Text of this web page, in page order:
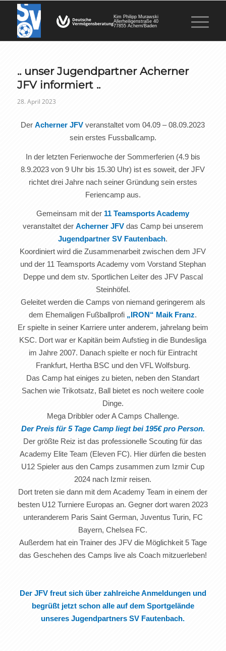
Kim Philipp Murawski
Allerheiligenstraße 40
77855 Achern/Baden
.. unser Jugendpartner Acherner
JFV informiert ..
28. April 2023
DerAcherner JFV veranstaltet vom 04.09 – 08.09.2023
sein erstes Fussballcamp.
In der letzten Ferienwoche der Sommerferien (4.9 bis
8.9.2023 von 9 Uhr bis 15.30 Uhr) ist es soweit, der JFV
richtet drei Jahre nach seiner Gründung sein erstes
Feriencamp aus.
Gemeinsam mit der 11 Teamsports Academy
veranstaltet der Acherner JFVdas Camp bei unserem
Jugendpartner SV Fautenbach.
Koordiniert wird die Zusammenarbeit zwischen dem JFV
und der 11 Teamsports Academy vom Vorstand Stephan
Deppe und dem stv. Sportlichen Leiter des JFV Pascal
Steinhöfel.
Geleitet werden die Camps von niemand geringerem als
dem Ehemaligen Fußballprofi „IRON“ Maik Franz.
Er spielte in seiner Karriere unter anderem, jahrelang beim
KSC. Dort war er Kapitän beim Aufstieg in die Bundesliga
im Jahre 2007. Danach spielte er noch für Eintracht
Frankfurt, Hertha BSC und den VFL Wolfsburg.
Das Camp hat einiges zu bieten, neben den Standart
Sachen wie Trikotsatz, Ball bietet es noch weitere coole
Dinge.
Mega Dribbler oder A Camps Challenge.
Der Preis für 5 Tage Camp liegt bei 195€ pro Person.
Der größte Reiz ist das professionelle Scouting für das
Academy Elite Team (Eleven FC). Hier dürfen die besten
U12 Spieler aus den Camps zusammen zum Izmir Cup
2024 nach Izmir reisen.
Dort treten sie dann mit dem Academy Team in einem der
besten U12 Turniere Europas an. Gegner dort waren 2023
unteranderem Paris Saint German, Juventus Turin, FC
Bayern, Chelsea FC.
Außerdem hat ein Trainer des JFV die Möglichkeit 5 Tage
das Geschehen des Camps live als Coach mitzuerleben!
Der JFV freut sich über zahlreiche Anmeldungen und
begrüßt jetzt schon alle auf dem Sportgelände
unseres Jugendpartners SV Fautenbach.